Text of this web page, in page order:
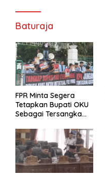
Baturaja
FPR Minta Segera
Tetapkan Bupati OKU
Sebagai Tersangka